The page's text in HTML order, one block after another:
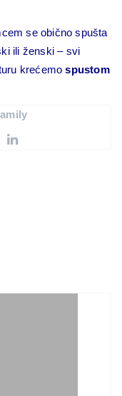
se obično spušta
ili ženski – svi
krećemospustom